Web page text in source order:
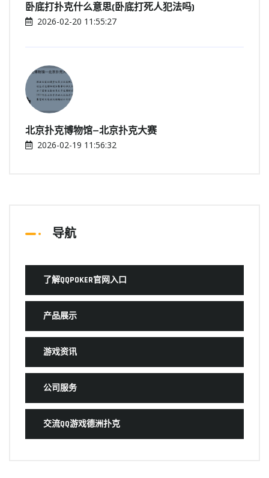
卧底打扑克什么意思(卧底打死人犯法吗)
2026-02-20 11:55:27
北京扑克博物馆—北京扑克大赛
2026-02-19 11:56:32
导航
了解QQPOKER官网入口
产品展示
游戏资讯
公司服务
交流QQ游戏德洲扑克